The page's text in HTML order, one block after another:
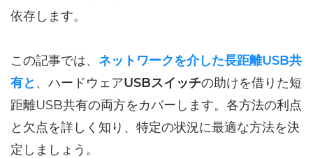
依存します。
この記事では、 ネットワークを介した長距離USB共
有と 、ハードウェアUSBスイッチの助けを借りた短
距離USB共有の両方をカバーします。各方法の利点
と欠点を詳しく知り、特定の状況に最適な方法を決
定しましょう。